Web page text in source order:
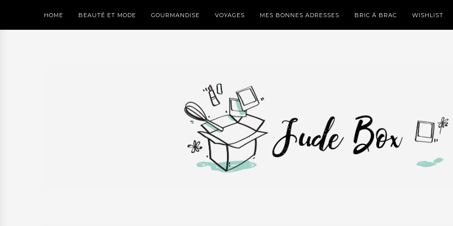
HOME BEAUTÉ ET MODE GOURMANDISE VOYAGES MES BONNES ADRESSES BRIC À BRAC WISHLIST